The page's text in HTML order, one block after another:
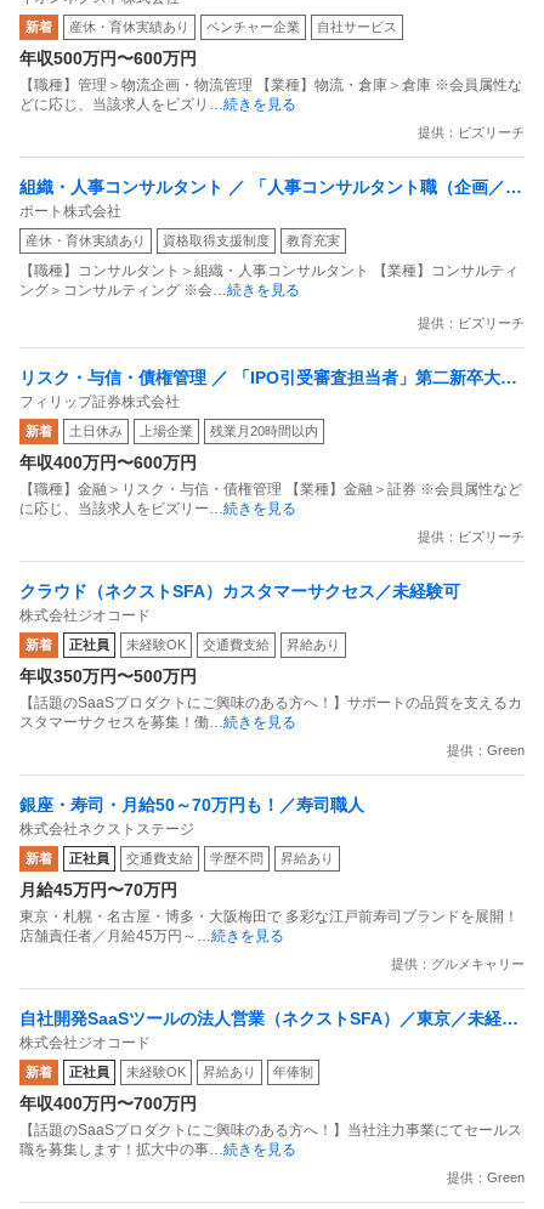
ト専用スーパー
新着 産休・育休実績あり ベンチャー企業 自社サービス
年収500万円〜600万円
【職種】管理＞物流企画・物流管理 【業種】物流・倉庫＞倉庫 ※会員属性な
どに応じ、当該求人をビズリ …続きを見る
提供：ビズリーチ
組織・人事コンサルタント ／ 「人事コンサルタント職（企画／デ
リバリー担当）」納品物制作からPMまで／ 売上前年比141％の急
成長企業
ポート株式会社
産休・育休実績あり 資格取得支援制度 教育充実
【職種】コンサルタント＞組織・人事コンサルタント 【業種】コンサルティ
ング＞コンサルティング ※会…続きを見る
提供：ビズリーチ
リスク・与信・債権管理 ／ 「IPO引受審査担当者」第二新卒大歓
迎！平均残業20時間 東証グロース市場／名証ネクスト市場等にお
けるIPO主幹事業務拡大！
フィリップ証券株式会社
新着 土日休み 上場企業 残業月20時間以内
年収400万円〜600万円
【職種】金融＞リスク・与信・債権管理 【業種】金融＞証券 ※会員属性など
に応じ、当該求人をビズリー…続きを見る
提供：ビズリーチ
クラウド（ネクストSFA）カスタマーサクセス／未経験可
株式会社ジオコード
新着 正社員 未経験OK 交通費支給 昇給あり
年収350万円〜500万円
【話題のSaaSプロダクトにご興味のある方へ！】サポートの品質を支えるカ
スタマーサクセスを募集！働…続きを見る
提供：Green
銀座・寿司・月給50～70万円も！／寿司職人
株式会社ネクストステージ
新着 正社員 交通費支給 学歴不問 昇給あり
月給45万円〜70万円
東京・札幌・名古屋・博多・大阪梅田で 多彩な江戸前寿司ブランドを展開！
店舗責任者／月給45万円～ …続きを見る
提供：グルメキャリー
自社開発SaaSツールの法人営業（ネクストSFA）／東京／未経験
可
株式会社ジオコード
新着 正社員 未経験OK 昇給あり 年俸制
年収400万円〜700万円
【話題のSaaSプロダクトにご興味のある方へ！】当社注力事業にてセールス
職を募集します！拡大中の事…続きを見る
提供：Green